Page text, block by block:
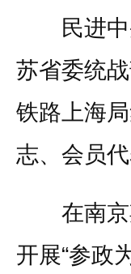
民进中
苏省委统
铁路上海
志、会员
在南京
开展“参政